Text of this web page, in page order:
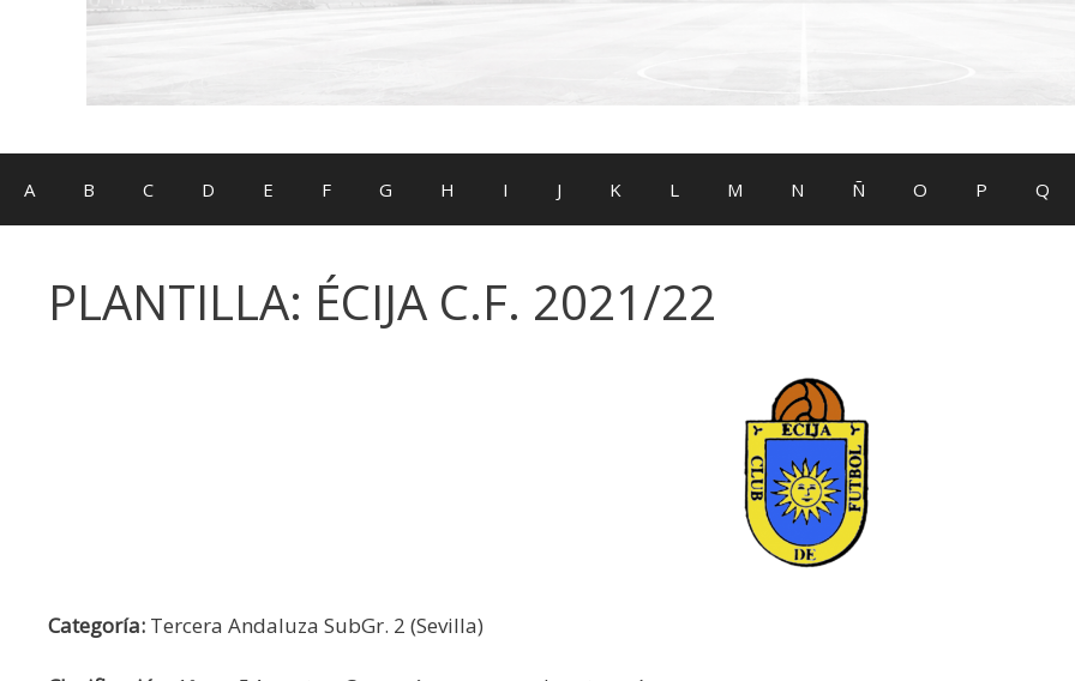
A B C D E F G H I J K L M N Ñ O P Q
PLANTILLA: ÉCIJA C.F. 2021/22
Categoría: Tercera Andaluza SubGr. 2 (Sevilla)